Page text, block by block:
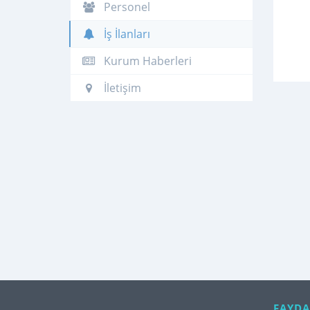
Personel
İş İlanları
Kurum Haberleri
İletişim